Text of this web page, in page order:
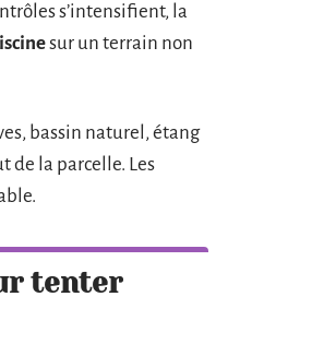
s’intensifient, la
sur un terrain non
bassin naturel, étang
de la parcelle. Les
tenter